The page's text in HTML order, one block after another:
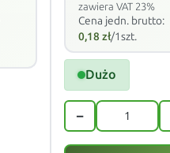
zawiera VAT 23%
Cena jedn. brutto:
0,18 zł/1szt.
Dużo
−